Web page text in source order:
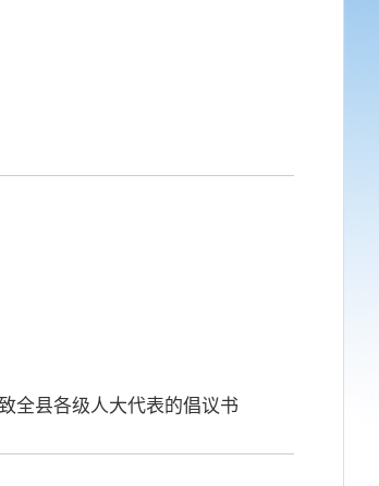
全县各级人大代表的倡议书